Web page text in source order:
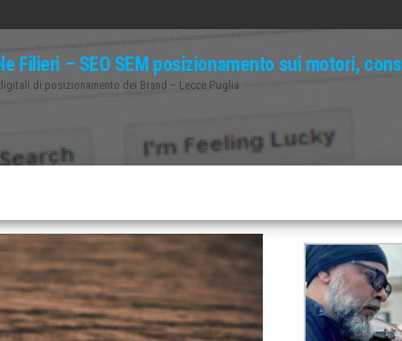
Filieri – SEO SEM posizionamento sui motori,
di posizionamento dei Brand – Lecce Puglia